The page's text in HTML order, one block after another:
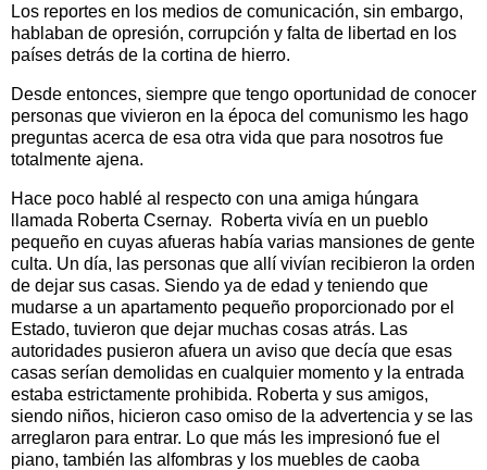
Los reportes en los medios de comunicación, sin embargo,
hablaban de opresión, corrupción y falta de libertad en los
países detrás de la cortina de hierro.
Desde entonces, siempre que tengo oportunidad de conocer
personas que vivieron en la época del comunismo les hago
preguntas acerca de esa otra vida que para nosotros fue
totalmente ajena.
Hace poco hablé al respecto con una amiga húngara
llamada Roberta Csernay. Roberta vivía en un pueblo
pequeño en cuyas afueras había varias mansiones de gente
culta. Un día, las personas que allí vivían recibieron la orden
de dejar sus casas. Siendo ya de edad y teniendo que
mudarse a un apartamento pequeño proporcionado por el
Estado, tuvieron que dejar muchas cosas atrás. Las
autoridades pusieron afuera un aviso que decía que esas
casas serían demolidas en cualquier momento y la entrada
estaba estrictamente prohibida. Roberta y sus amigos,
siendo niños, hicieron caso omiso de la advertencia y se las
arreglaron para entrar. Lo que más les impresionó fue el
piano, también las alfombras y los muebles de caoba